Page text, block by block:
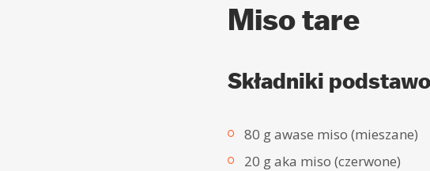
Miso tare
Składniki
80 g awase miso (mieszane)
20 g aka miso (czerwone)